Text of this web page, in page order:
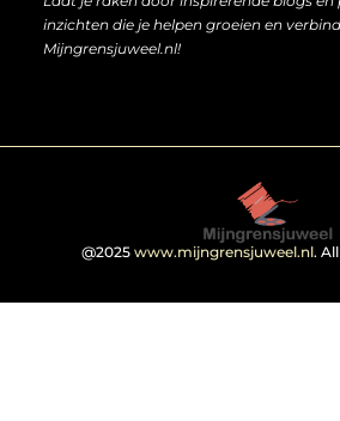
inzichten die je helpen groeien en
Mijngrensjuweel.nl!
@2025 www.mijngrensjuweel.nl.